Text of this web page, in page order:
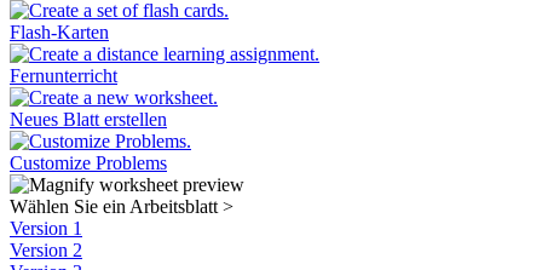
Flash-Karten
Fernunterricht
Neues Blatt erstellen
Customize Problems
Wählen Sie ein Arbeitsblatt >
Version 1
Version 2